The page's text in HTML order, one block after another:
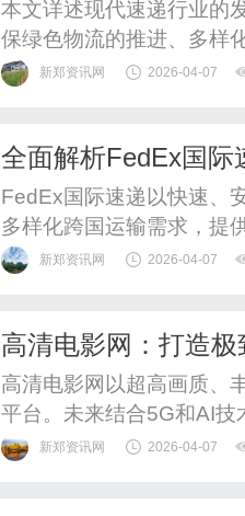
本文详述现代速递行业的
保绿色物流的推进、多样
能自动化技术应用趋势。
新郑资讯网 2026-04-07
全面解析FedEx国际
FedEx国际速递以快速、
多样化跨国运输需求，提
达。新郑资讯网 2026-04-07
高清电影网：打造
高清电影网以超高画质、
平台。未来结合5G和AI
新郑资讯网 2026-04-07